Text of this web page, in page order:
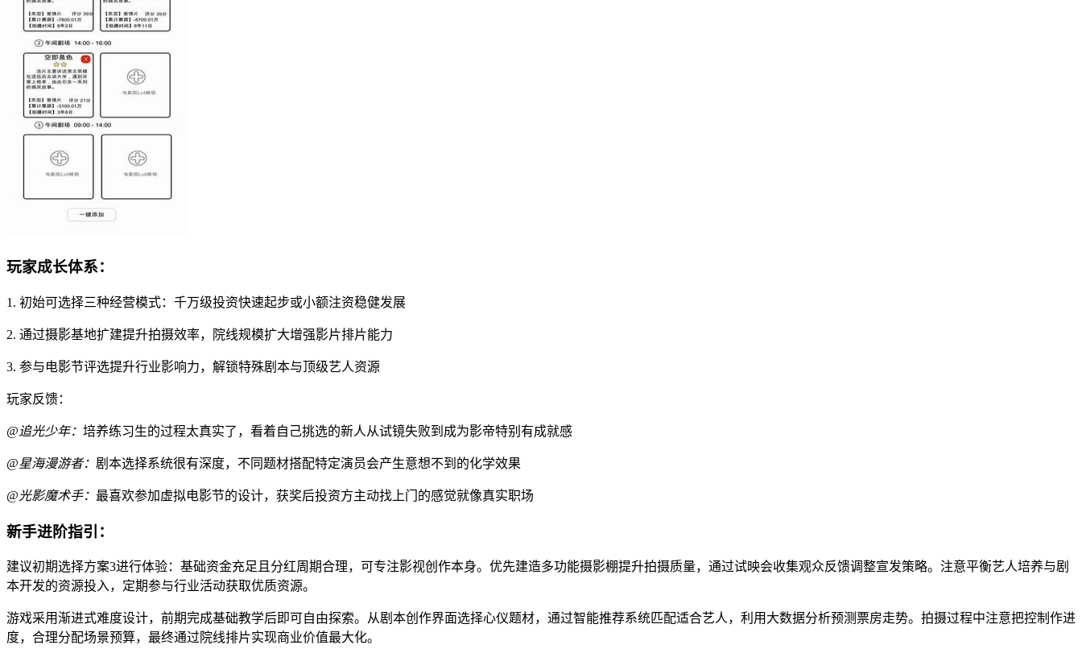
玩家成长体系：
1. 初始可选择三种经营模式：千万级投资快速起步或小额注资稳健发展
2. 通过摄影基地扩建提升拍摄效率，院线规模扩大增强影片排片能力
3. 参与电影节评选提升行业影响力，解锁特殊剧本与顶级艺人资源
玩家反馈：
@追光少年： 培养练习生的过程太真实了，看着自己挑选的新人从试镜失败到成为影帝特别有成就感
@星海漫游者： 剧本选择系统很有深度，不同题材搭配特定演员会产生意想不到的化学效果
@光影魔术手： 最喜欢参加虚拟电影节的设计，获奖后投资方主动找上门的感觉就像真实职场
新手进阶指引：
建议初期选择方案3进行体验：基础资金充足且分红周期合理，可专注影视创作本身。优先建造多功能摄影棚提升拍摄质量，通过试映会收集观众反馈调整宣发策略。注意平衡艺人培养与剧
本开发的资源投入，定期参与行业活动获取优质资源。
游戏采用渐进式难度设计，前期完成基础教学后即可自由探索。从剧本创作界面选择心仪题材，通过智能推荐系统匹配适合艺人，利用大数据分析预测票房走势。拍摄过程中注意把控制作进
度，合理分配场景预算，最终通过院线排片实现商业价值最大化。